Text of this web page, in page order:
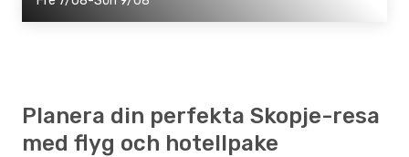
Planera din perfekta Skopje-resa
med flyg och hotellpake